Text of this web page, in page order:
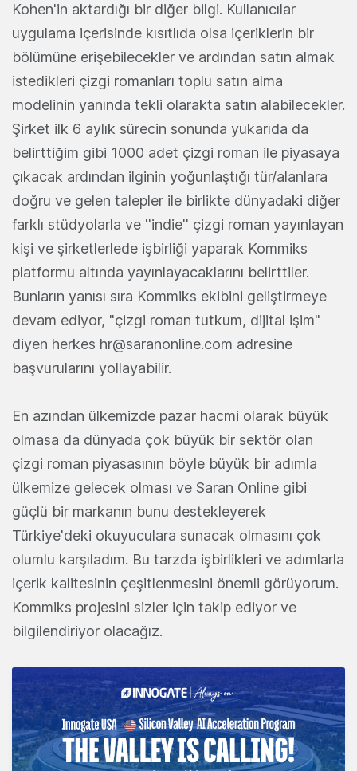
Kohen'in aktardığı bir diğer bilgi. Kullanıcılar
uygulama içerisinde kısıtlıda olsa içeriklerin bir
bölümüne erişebilecekler ve ardından satın almak
istedikleri çizgi romanları toplu satın alma
modelinin yanında tekli olarakta satın alabilecekler.
Şirket ilk 6 aylık sürecin sonunda yukarıda da
belirttiğim gibi 1000 adet çizgi roman ile piyasaya
çıkacak ardından ilginin yoğunlaştığı tür/alanlara
doğru ve gelen talepler ile birlikte dünyadaki diğer
farklı stüdyolarla ve ''indie'' çizgi roman yayınlayan
kişi ve şirketlerlede işbirliği yaparak Kommiks
platformu altında yayınlayacaklarını belirttiler.
Bunların yanısı sıra Kommiks ekibini geliştirmeye
devam ediyor, "çizgi roman tutkum, dijital işim"
diyen herkes hr@saranonline.com adresine
başvurularını yollayabilir.
En azından ülkemizde pazar hacmi olarak büyük
olmasa da dünyada çok büyük bir sektör olan
çizgi roman piyasasının böyle büyük bir adımla
ülkemize gelecek olması ve Saran Online gibi
güçlü bir markanın bunu destekleyerek
Türkiye'deki okuyuculara sunacak olmasını çok
olumlu karşıladım. Bu tarzda işbirlikleri ve adımlarla
içerik kalitesinin çeşitlenmesini önemli görüyorum.
Kommiks projesini sizler için takip ediyor ve
bilgilendiriyor olacağız.